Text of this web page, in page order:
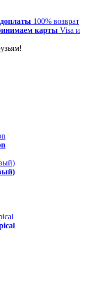
100% возврат
карты Visa и